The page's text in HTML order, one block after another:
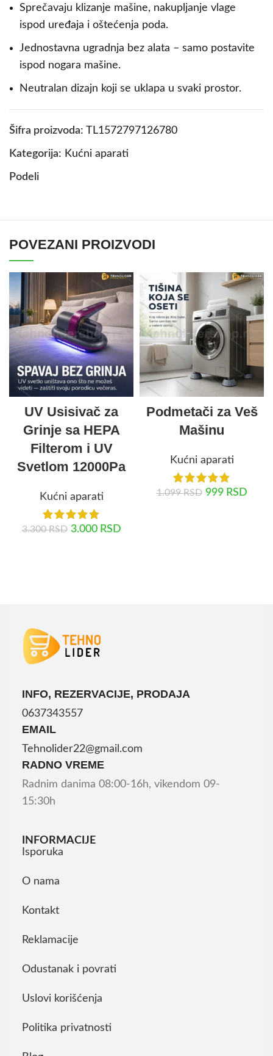
Sprečavaju klizanje mašine, nakupljanje vlage
ispod uređaja i oštećenja poda.
Jednostavna ugradnja bez alata – samo postavite
ispod nogara mašine.
Neutralan dizajn koji se uklapa u svaki prostor.
Šifra proizvoda: TL1572797126780
Kategorija: Kućni aparati
Podeli
POVEZANI PROIZVODI
UV Usisivač za
Grinje sa HEPA
Filterom i UV
Svetlom 12000Pa
Kućni aparati
3.300RSD 3.000 RSD
Podmetači za Veš
Mašinu
Kućni aparati
1.099RSD 999 RSD
INFO, REZERVACIJE, PRODAJA
0637343557
EMAIL
Tehnolider22@gmail.com
RADNO VREME
Radnim danima 08:00-16h, vikendom 09-
15:30h
INFORMACIJE
Isporuka
O nama
Kontakt
Reklamacije
Odustanak i povrati
Uslovi korišćenja
Politika privatnosti